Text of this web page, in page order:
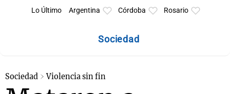
Lo Último Argentina Córdoba Rosario
Sociedad
Sociedad Violencia sin fin